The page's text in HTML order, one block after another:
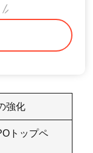
強化
トップペ